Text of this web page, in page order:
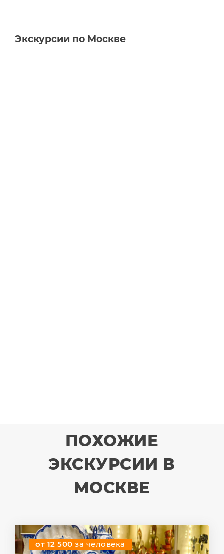
Экскурсии по Москве
ПОХОЖИЕ
ЭКСКУРСИИ В
МОСКВЕ
от 12 500за человека